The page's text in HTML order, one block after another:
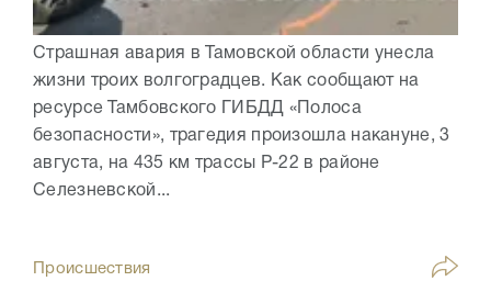
Страшная авария в Тамовской области унесла
жизни троих волгоградцев. Как сообщают на
ресурсе Тамбовского ГИБДД «Полоса
безопасности», трагедия произошла накануне, 3
августа, на 435 км трассы Р-22 в районе
Селезневской...
Происшествия